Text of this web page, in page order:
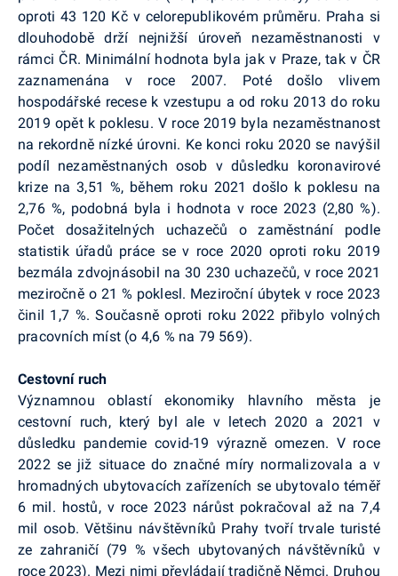
oproti 43 120 Kč v celorepublikovém průměru. Praha si
dlouhodobě drží nejnižší úroveň nezaměstnanosti v
rámci ČR. Minimální hodnota byla jak v Praze, tak v ČR
zaznamenána v roce 2007. Poté došlo vlivem
hospodářské recese k vzestupu a od roku 2013 do roku
2019 opět k poklesu. V roce 2019 byla nezaměstnanost
na rekordně nízké úrovni. Ke konci roku 2020 se navýšil
podíl nezaměstnaných osob v důsledku koronavirové
krize na 3,51 %, během roku 2021 došlo k poklesu na
2,76 %, podobná byla i hodnota v roce 2023 (2,80 %).
Počet dosažitelných uchazečů o zaměstnání podle
statistik úřadů práce se v roce 2020 oproti roku 2019
bezmála zdvojnásobil na 30 230 uchazečů, v roce 2021
meziročně o 21 % poklesl. Meziroční úbytek v roce 2023
činil 1,7 %. Současně oproti roku 2022 přibylo volných
pracovních míst (o 4,6 % na 79 569).
Cestovní ruch
Významnou oblastí ekonomiky hlavního města je
cestovní ruch, který byl ale v letech 2020 a 2021 v
důsledku pandemie covid-19 výrazně omezen. V roce
2022 se již situace do značné míry normalizovala a v
hromadných ubytovacích zařízeních se ubytovalo téměř
6 mil. hostů, v roce 2023 nárůst pokračoval až na 7,4
mil osob. Většinu návštěvníků Prahy tvoří trvale turisté
ze zahraničí (79 % všech ubytovaných návštěvníků v
roce 2023). Mezi nimi převládají tradičně Němci. Druhou